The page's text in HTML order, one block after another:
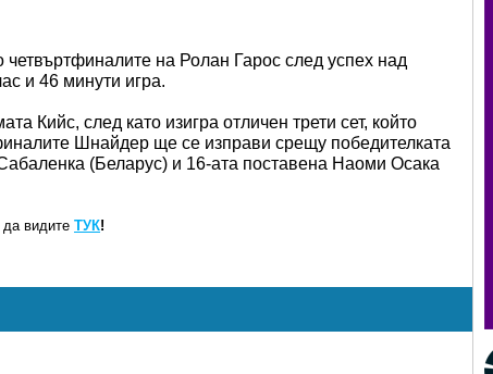
на Ролан Гарос след успех над
и 46 минути игра.
Кийс, след като изигра отличен трети сет, който
Шнайдер ще се изправи срещу победителката
(Беларус) и 16-ата поставена Наоми Осака
видите ТУК!